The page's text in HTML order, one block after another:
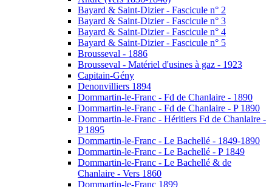
Bayard & Saint-Dizier - Fascicule n° 2
Bayard & Saint-Dizier - Fascicule n° 3
Bayard & Saint-Dizier - Fascicule n° 4
Bayard & Saint-Dizier - Fascicule n° 5
Brousseval - 1886
Brousseval - Matériel d'usines à gaz - 1923
Capitain-Gény
Denonvilliers 1894
Dommartin-le-Franc - Fd de Chanlaire - 1890
Dommartin-le-Franc - Fd de Chanlaire - P 1890
Dommartin-le-Franc - Héritiers Fd de Chanlaire -
P 1895
Dommartin-le-Franc - Le Bachellé - 1849-1890
Dommartin-le-Franc - Le Bachellé - P 1849
Dommartin-le-Franc - Le Bachellé & de
Chanlaire - Vers 1860
Dommartin-le-Franc 1899